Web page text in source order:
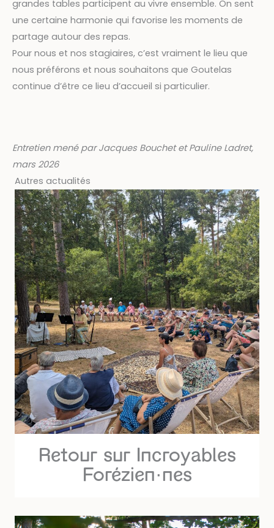
grandes tables participent au vivre ensemble. On sent
une certaine harmonie qui favorise les moments de
partage autour des repas.
Pour nous et nos stagiaires, c’est vraiment le lieu que
nous préférons et nous souhaitons que Goutelas
continue d’être ce lieu d’accueil si particulier.
Entretien mené par Jacques Bouchet et Pauline Ladret,
mars 2026
Autres actualités
Retour sur Incroyables
Forézien·nes